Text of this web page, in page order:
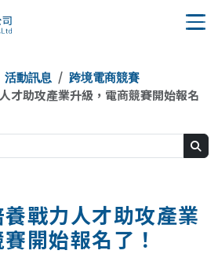
活動訊息 跨境電商競賽
才助攻產業升級，電商競賽開始報名
戰力人才助攻產業
開始報名了！